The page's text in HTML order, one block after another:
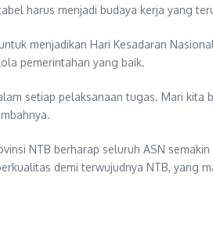
harus menjadi budaya kerja yang
menjadikan Hari Kesadaran
pemerintahan yang baik.
setiap pelaksanaan tugas. Mari
NTB berharap seluruh ASN
demi terwujudnya NTB, yang